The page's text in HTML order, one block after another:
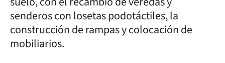
senderos con losetas podotáctiles, la
construcción de rampas y colocación de
mobiliarios.